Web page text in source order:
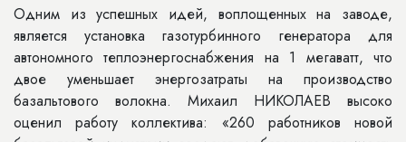
Одним из успешных идей, воплощенных на заводе,
является установка газотурбинного генератора для
автономного теплоэнергоснабжения на 1 мегаватт, что
двое уменьшает энергозатраты на производство
базальтового волокна. Михаил НИКОЛАЕВ высоко
оценил работу коллектива: «260 работников новой